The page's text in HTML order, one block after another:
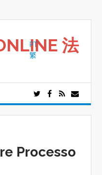
法
PT
繁
Processo